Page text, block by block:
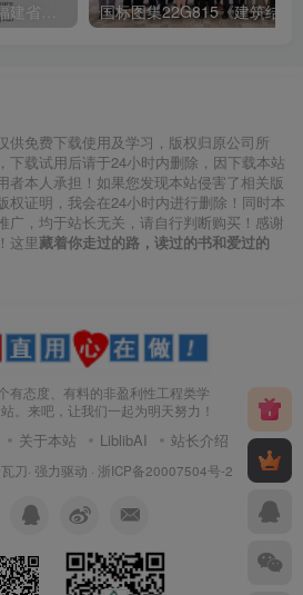
供免费下载使用及学习，版权归原公司所
下载试用后请于24小时内删除，因下载本站
者本人承担！如果您发现本站侵害了相关版
权证明，我会在24小时内进行删除！同时本
广，均于站长无关，请自行判断购买！感谢
这里藏着你走过的路，读过的书和爱过的
有态度、有料的非盈利性工程类学
。来吧，让我们一起为明天努力！
关于本站 LiblibAI 站长介绍
刀· 强力驱动 · 浙ICP备20007504号-2